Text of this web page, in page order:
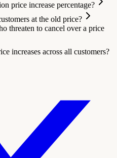
price increase percentage?
at the old price?
threaten to cancel over a price
increases across all customers?